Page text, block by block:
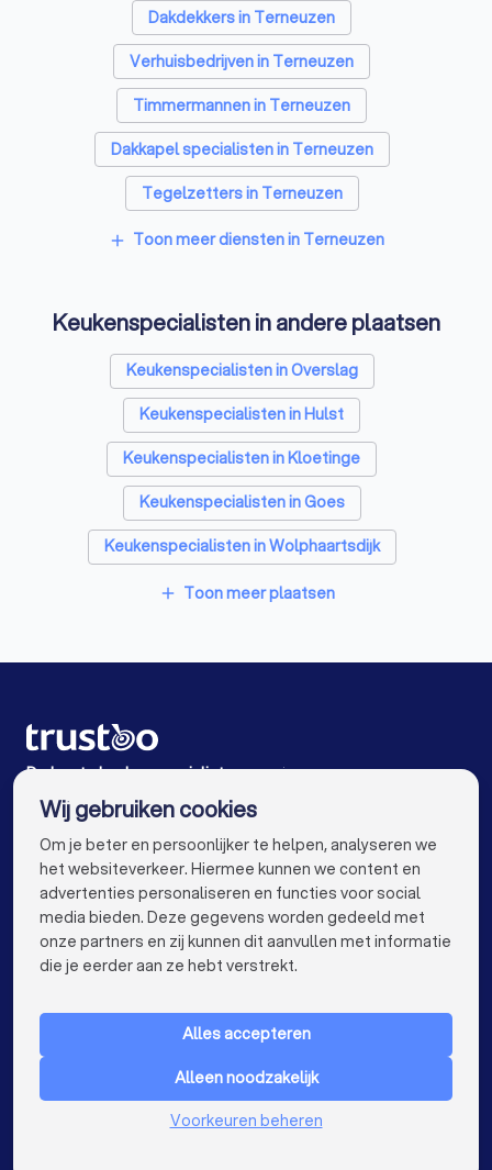
Dakdekkers in Terneuzen
Verhuisbedrijven in Terneuzen
Timmermannen in Terneuzen
Dakkapel specialisten in Terneuzen
Tegelzetters in Terneuzen
Sloopbedrijven in Terneuzen
Opslagruimtes in Terneuzen
Metselaars in Terneuzen
add Toon meer diensten in Terneuzen
Keukenspecialisten in andere plaatsen
Keukenspecialisten in Overslag
Keukenspecialisten in Hulst
Keukenspecialisten in Kloetinge
Keukenspecialisten in Goes
Keukenspecialisten in Wolphaartsdijk
Keukenspecialisten in Oost-Souburg
Keukenspecialisten in Middelburg
Keukenspecialisten in Zierikzee
Keukenspecialisten in Amsterdam
Keukenspecialisten in Rotterdam
Keukenspecialisten in Den Haag
Keukenspecialisten in Utrecht
Keukenspecialisten in Tilburg
Keukenspecialisten in Groningen
Keukenspecialisten in Almere
add Toon meer plaatsen
De beste keukenspecialisten voor jou
VOOR PARTICULIEREN keyboard_arrow_down
Nederland
Wij gebruiken cookies
Om je beter en persoonlijker te helpen, analyseren we
het websiteverkeer. Hiermee kunnen we content en
advertenties personaliseren en functies voor social
media bieden. Deze gegevens worden gedeeld met
onze partners en zij kunnen dit aanvullen met informatie
die je eerder aan ze hebt verstrekt.
Alles accepteren
Alleen noodzakelijk
Voorkeuren beheren